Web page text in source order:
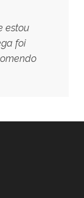
estou
foi